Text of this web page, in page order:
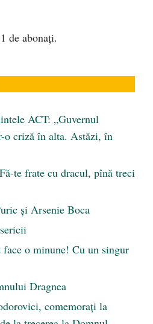
de abonați.
ACT: „Guvernul
o criză în alta. Astăzi, în
te frate cu dracul, pînă treci
şi Arsenie Boca
o minune! Cu un singur
Dragnea
comemorați la